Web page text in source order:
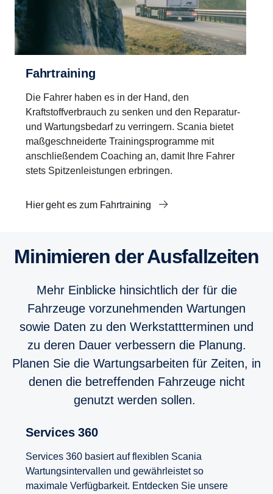
Fahrtraining
Die Fahrer haben es in der Hand, den
Kraftstoffverbrauch zu senken und den Reparatur-
und Wartungsbedarf zu verringern. Scania bietet
maßgeschneiderte Trainingsprogramme mit
anschließendem Coaching an, damit Ihre Fahrer
stets Spitzenleistungen erbringen.
Hier geht es zum Fahrtraining
Minimieren der Ausfallzeiten
Mehr Einblicke hinsichtlich der für die
Fahrzeuge vorzunehmenden Wartungen
sowie Daten zu den Werkstattterminen und
zu deren Dauer verbessern die Planung.
Planen Sie die Wartungsarbeiten für Zeiten, in
denen die betreffenden Fahrzeuge nicht
genutzt werden sollen.
Services 360
Services 360 basiert auf flexiblen Scania
Wartungsintervallen und gewährleistet so
maximale Verfügbarkeit. Entdecken Sie unsere